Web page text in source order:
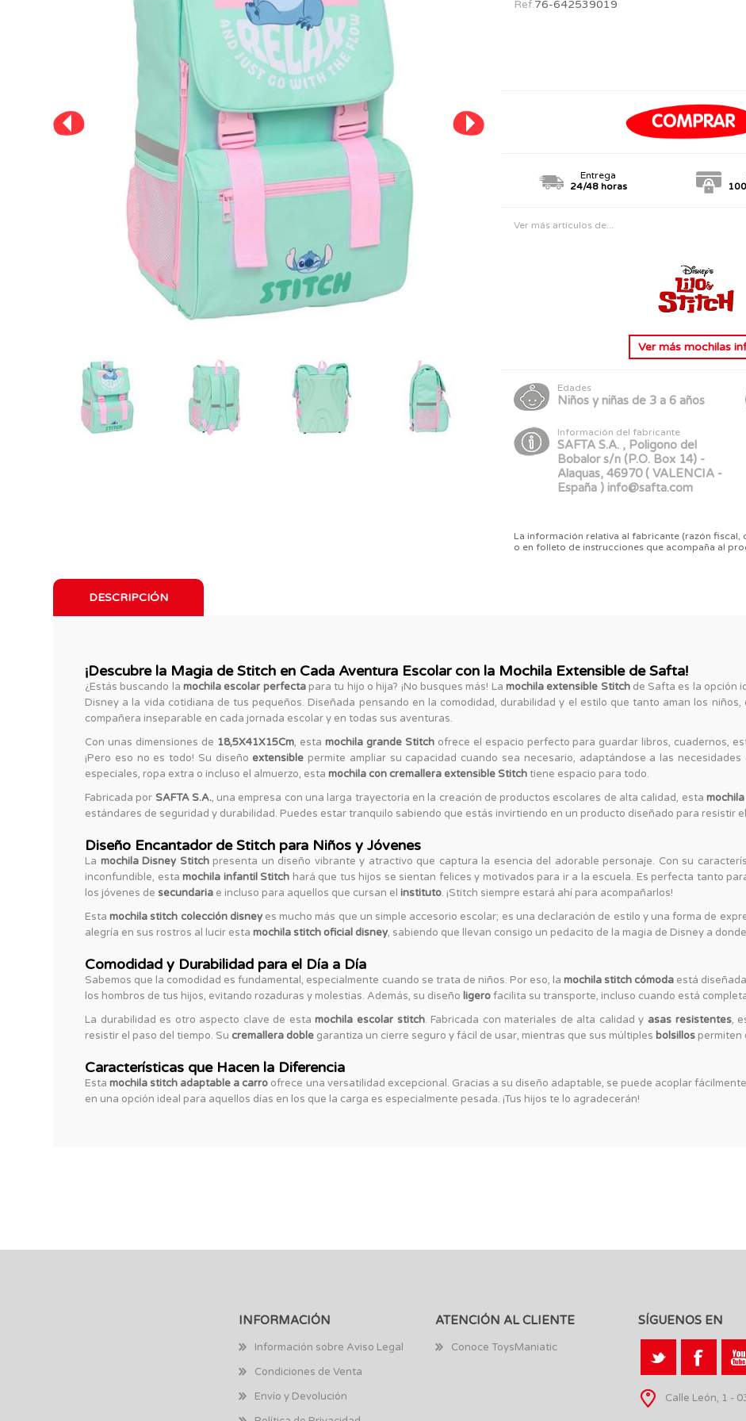
PERSONAJES
Ref.76-642539019
Entrega
24/48 horas
Ver más artículos de...
Ver más mochilas
Edades
Niños y niñas de 3 a 6 años
Información del fabricante
SAFTA S.A. , Poligono del
Bobalor s/n (P.O. Box 14) -
Alaquas, 46970 ( VALENCIA -
España ) info@safta.com
La información relativa al fabricante (razón
o en folleto de instrucciones que acompaña al
DESCRIPCIÓN
¡Descubre la Magia de Stitch en Cada Aventura Escolar con la Mochila Extensible de Safta!
¿Estás buscando la mochila escolar perfectapara tu hijo o hija? ¡No busques más! La mochila extensible Stitchde Safta es la opción
Disney a la vida cotidiana de tus pequeños. Diseñada pensando en la comodidad, durabilidad y el estilo que tanto aman los niños,
compañera inseparable en cada jornada escolar y en todas sus aventuras.
Con unas dimensiones de 18,5X41X15Cm, esta mochila grande Stitchofrece el espacio perfecto para guardar libros, cuadernos,
¡Pero eso no es todo! Su diseño extensible permite ampliar su capacidad cuando sea necesario, adaptándose a las
especiales, ropa extra o incluso el almuerzo, esta mochila con cremallera extensible Stitch tiene espacio para todo.
Fabricada por SAFTA S.A., una empresa con una larga trayectoria en la creación de productos escolares de alta calidad, esta
estándares de seguridad y durabilidad. Puedes estar tranquilo sabiendo que estás invirtiendo en un producto diseñado para resistir
Diseño Encantador de Stitch para Niños y Jóvenes
La mochila Disney Stitchpresenta un diseño vibrante y atractivo que captura la esencia del adorable personaje. Con su
inconfundible, estamochila infantil Stitch hará que tus hijos se sientan felices y motivados para ir a la escuela. Es perfecta tanto
los jóvenes de secundaria e incluso para aquellos que cursan el instituto. ¡Stitch siempre estará ahí para acompañarlos!
Estamochila stitch colección disneyes mucho más que un simple accesorio escolar; es una declaración de estilo y una forma de
alegría en sus rostros al lucir esta mochila stitch oficial disney, sabiendo que llevan consigo un pedacito de la magia de Disney a
Comodidad y Durabilidad para el Día a Día
Sabemos que la comodidad es fundamental, especialmente cuando se trata de niños. Por eso, lamochila stitch cómoda está
los hombros de tus hijos, evitando rozaduras y molestias. Además, su diseño ligerofacilita su transporte, incluso cuando está
La durabilidad es otro aspecto clave de estamochila escolar stitch. Fabricada con materiales de alta calidad y asas resistentes,
resistir el paso del tiempo. Su cremallera doble garantiza un cierre seguro y fácil de usar, mientras que sus múltiples bolsillos permiten
Características que Hacen la Diferencia
Estamochila stitch adaptable a carro ofrece una versatilidad excepcional. Gracias a su diseño adaptable, se puede acoplar
en una opción ideal para aquellos días en los que la carga es especialmente pesada. ¡Tus hijos te lo agradecerán!
INFORMACIÓN
Información sobre Aviso Legal
Condiciones de Venta
Envío y Devolución
ATENCIÓN AL CLIENTE
Conoce ToysManiatic
SÍGUENOS EN
Calle León, 1 -